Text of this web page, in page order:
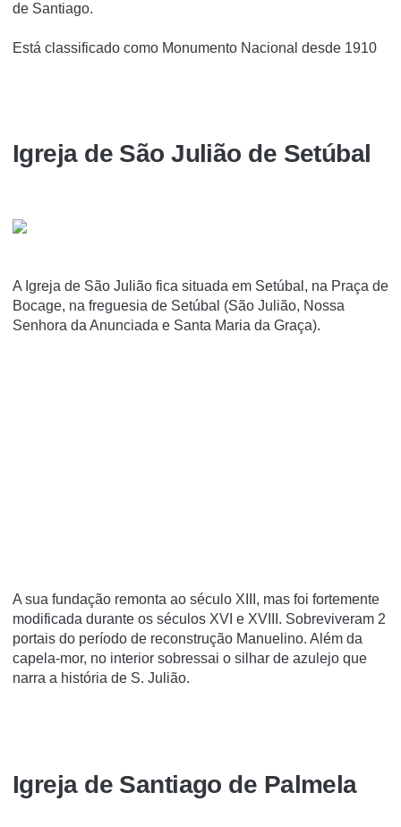
de Santiago.
Está classificado como Monumento Nacional desde 1910
Igreja de São Julião de Setúbal
A Igreja de São Julião fica situada em Setúbal, na Praça de
Bocage, na freguesia de Setúbal (São Julião, Nossa
Senhora da Anunciada e Santa Maria da Graça).
A sua fundação remonta ao século XIII, mas foi fortemente
modificada durante os séculos XVI e XVIII. Sobreviveram 2
portais do período de reconstrução Manuelino. Além da
capela-mor, no interior sobressai o silhar de azulejo que
narra a história de S. Julião.
Igreja de Santiago de Palmela